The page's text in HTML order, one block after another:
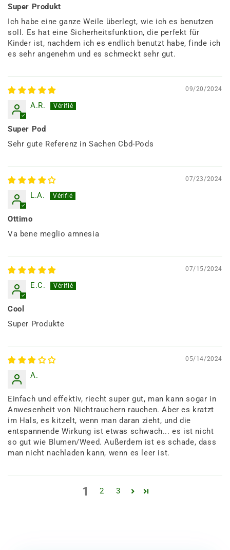
Super Produkt
Ich habe eine ganze Weile überlegt, wie ich es benutzen
soll. Es hat eine Sicherheitsfunktion, die perfekt für
Kinder ist, nachdem ich es endlich benutzt habe, finde ich
es sehr angenehm und es schmeckt sehr gut.
09/20/2024
A.R.
Super Pod
Sehr gute Referenz in Sachen Cbd-Pods
07/23/2024
L.A.
Ottimo
Va bene meglio amnesia
07/15/2024
E.C.
Cool
Super Produkte
05/14/2024
A.
Einfach und effektiv, riecht super gut, man kann sogar in
Anwesenheit von Nichtrauchern rauchen. Aber es kratzt
im Hals, es kitzelt, wenn man daran zieht, und die
entspannende Wirkung ist etwas schwach... es ist nicht
so gut wie Blumen/Weed. Außerdem ist es schade, dass
man nicht nachladen kann, wenn es leer ist.
1 2 3